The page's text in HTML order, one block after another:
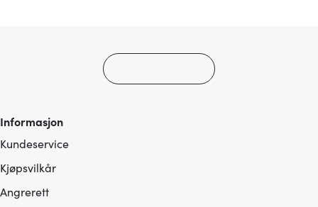
Informasjon
Kundeservice
Kjøpsvilkår
Angrerett